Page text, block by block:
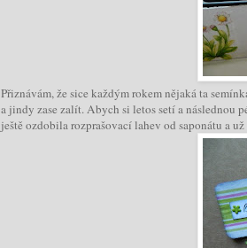
Přiznávám, že sice každým rokem nějaká ta
a jindy zase zalít. Abych si letos setí a následnou
ještě ozdobila rozprašovací lahev od saponátu a